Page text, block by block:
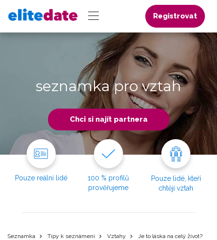
Registrovat
seznamka pro vztah
Chci si najít partnera
Pouze reální lidé
100 % profilů
prověřujeme
Pouze lidé, kteří
chtějí vztah
Seznamka Tipy k seznámení Vztahy Je to láska na celý život?